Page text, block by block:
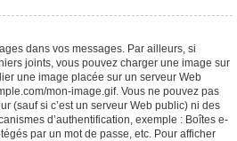
dans vos messages. Par ailleurs, si
joints, vous pouvez charger une image sur
une image placée sur un serveur Web
mon-image.gif. Vous ne pouvez pas
(sauf si c’est un serveur Web public) ni des
d’authentification, exemple : Boîtes e-
par un mot de passe, etc. Pour afficher